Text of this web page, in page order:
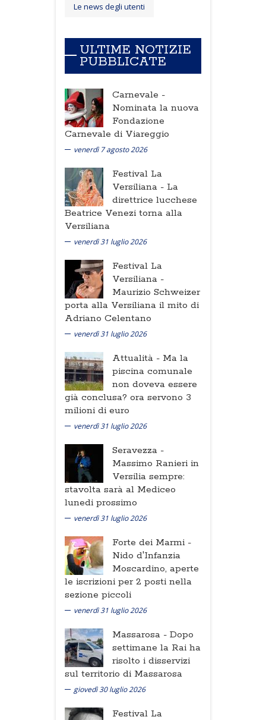
Le news degli utenti
ULTIME NOTIZIE
PUBBLICATE
Carnevale -
Nominata la nuova
Fondazione
Carnevale di Viareggio
venerdì 7 agosto 2026
Festival La
Versiliana - La
direttrice lucchese
Beatrice Venezi torna alla
Versiliana
venerdì 31 luglio 2026
Festival La
Versiliana -
Maurizio Schweizer
porta alla Versiliana il mito di
Adriano Celentano
venerdì 31 luglio 2026
Attualità - Ma la
piscina comunale
non doveva essere
già conclusa? ora servono 3
milioni di euro
venerdì 31 luglio 2026
Seravezza -
Massimo Ranieri in
Versilia sempre:
stavolta sarà al Mediceo
lunedi prossimo
venerdì 31 luglio 2026
Forte dei Marmi -
Nido d'Infanzia
Moscardino, aperte
le iscrizioni per 2 posti nella
sezione piccoli
venerdì 31 luglio 2026
Massarosa - Dopo
settimane la Rai ha
risolto i disservizi
sul territorio di Massarosa
giovedì 30 luglio 2026
Festival La